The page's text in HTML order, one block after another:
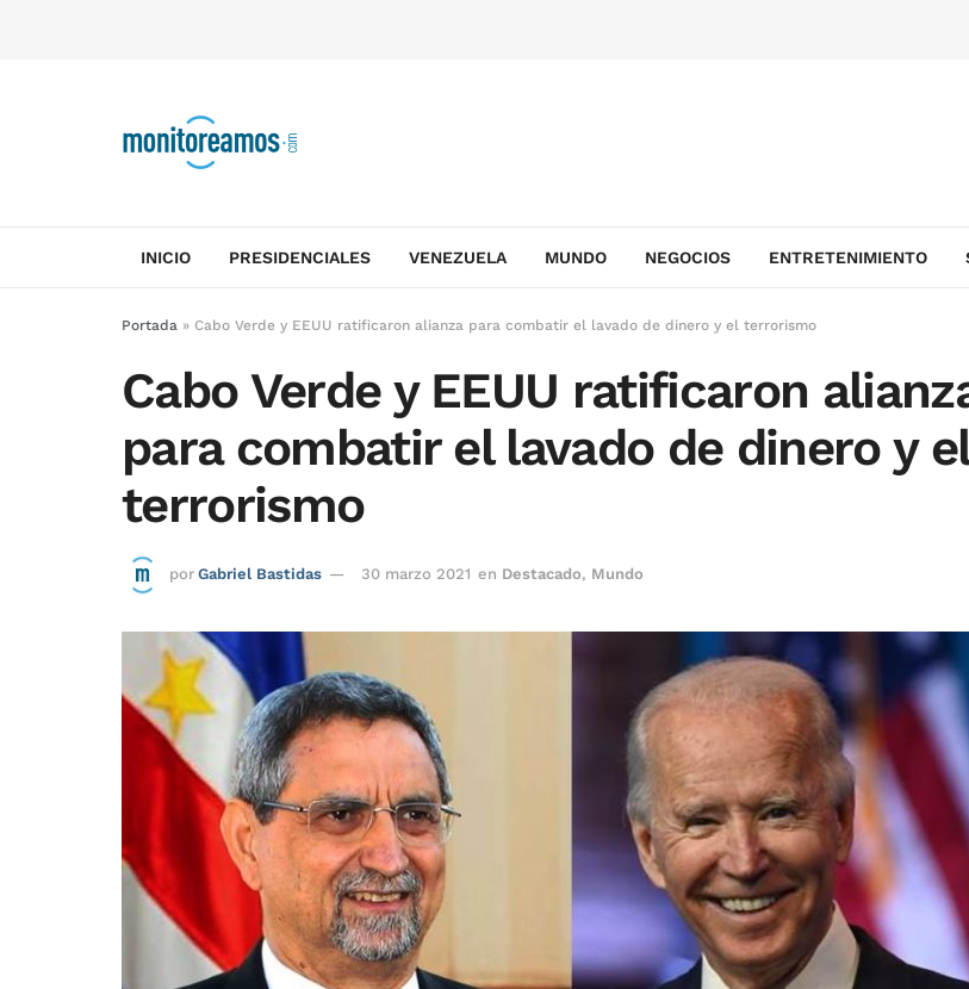
INICIO PRESIDENCIALES VENEZUELA MUNDO NEGOCIOS ENTRETENIMIENTO
Portada » Cabo Verde y EEUU ratificaron alianza para combatir el lavado de dinero y el terrorismo
Cabo Verde y EEUU ratificaron
para combatir el lavado de dinero y el
terrorismo
por Gabriel Bastidas 30 marzo 2021 en Destacado, Mundo